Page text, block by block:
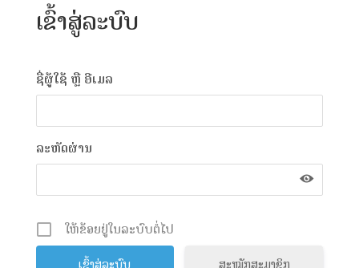
ເຂົ້າສູ່ລະບົບ
ຊື່ຜູ້ໃຊ້ ຫຼື ອີເມລ
ລະຫັດຜ່ານ
ໃຫ້ຂ້ອຍຢູ່ໃນລະບົບຕໍ່ໄປ
ສະໝັກສະມາຊິກ